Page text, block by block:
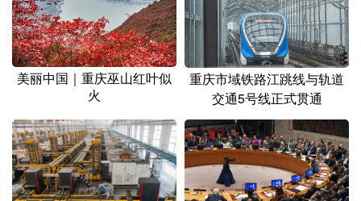
English Español Français عربى
Русский язык 日本語 한국어
Deutsch Português
美丽中国｜重庆巫山红叶似
火
重庆市域铁路江跳线与轨道
交通5号线正式贯通